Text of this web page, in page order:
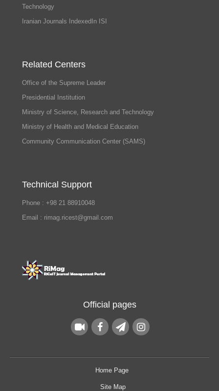
Technology
Iranian Journals IndexedIn ISI
Related Centers
Office of the Supreme Leader
Presidential Institution
Ministry of Science, Research and Technology
Ministry of Health and Medical Education
Community Communication Center (SAMS)
Technical Support
Phone : +98 21 88910048
Email : rimag.ricest@gmail.com
Official pages
Home Page
Site Map